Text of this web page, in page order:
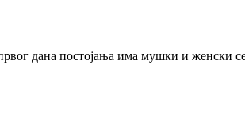
дана постојања има мушки и женски